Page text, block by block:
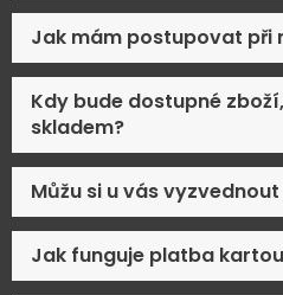
Jak mám postupovat při
Kdy bude dostupné
skladem?
Můžu si u vás
Jak funguje platba